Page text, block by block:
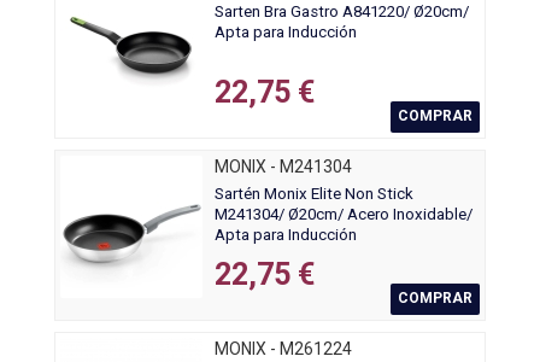
Sarten Bra Gastro A841220/ Ø20cm/
Apta para Inducción
22,75 €
COMPRAR
MONIX - M241304
Sartén Monix Elite Non Stick
M241304/ Ø20cm/ Acero Inoxidable/
Apta para Inducción
22,75 €
COMPRAR
MONIX - M261224